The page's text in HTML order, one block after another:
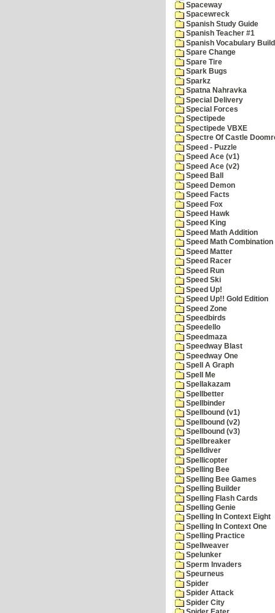
Spaceway
Spacewreck
Spanish Study Guide
Spanish Teacher #1
Spanish Vocabulary
Spare Change
Spare Tire
Spark Bugs
Sparkz
Spatna Nahravka
Special Delivery
Special Forces
Spectipede
Spectipede VBXE
Spectre Of Castle
Speed - Puzzle
Speed Ace (v1)
Speed Ace (v2)
Speed Ball
Speed Demon
Speed Facts
Speed Fox
Speed Hawk
Speed King
Speed Math Addition
Speed Math Combination
Speed Matter
Speed Racer
Speed Run
Speed Ski
Speed Up!
Speed Up!! Gold Edition
Speed Zone
Speedbirds
Speedello
Speedmaza
Speedway Blast
Speedway One
Spell A Graph
Spell Me
Spellakazam
Spellbetter
Spellbinder
Spellbound (v1)
Spellbound (v2)
Spellbound (v3)
Spellbreaker
Spelldiver
Spellicopter
Spelling Bee
Spelling Bee Games
Spelling Builder
Spelling Flash Cards
Spelling Genie
Spelling In Context Eight
Spelling In Context One
Spelling Practice
Spellweaver
Spelunker
Sperm Invaders
Speurneus
Spider
Spider Attack
Spider City